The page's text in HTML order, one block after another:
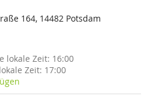
164, 14482 Potsdam
lokale Zeit: 16:00
Zeit: 17:00